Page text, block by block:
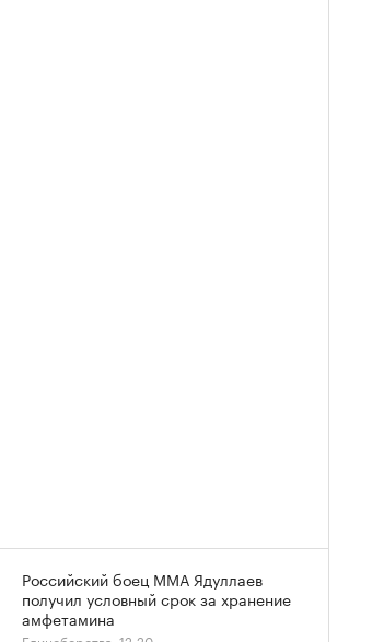
Российский боец ММА Ядуллаев
получил условный срок за хранение
амфетамина